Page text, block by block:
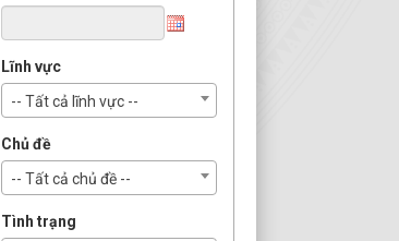
Lĩnh vực
-- Tất cả lĩnh vực --
Chủ đề
-- Tất cả chủ đề --
Tình trạng